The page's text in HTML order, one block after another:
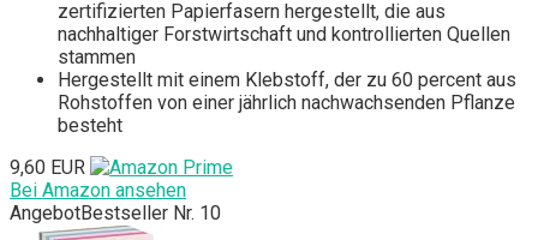
zertifizierten Papierfasern hergestellt, die aus
nachhaltiger Forstwirtschaft und kontrollierten Quellen
stammen
Hergestellt mit einem Klebstoff, der zu 60 percent aus
Rohstoffen von einer jährlich nachwachsenden Pflanze
besteht
9,60 EUR
Bei Amazon ansehen
AngebotBestseller Nr. 10